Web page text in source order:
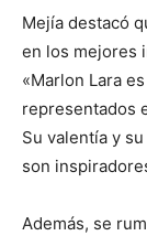
Mejía destacó
en los mejores
«Marlon Lara
representados
Su valentía y
son
Además, se